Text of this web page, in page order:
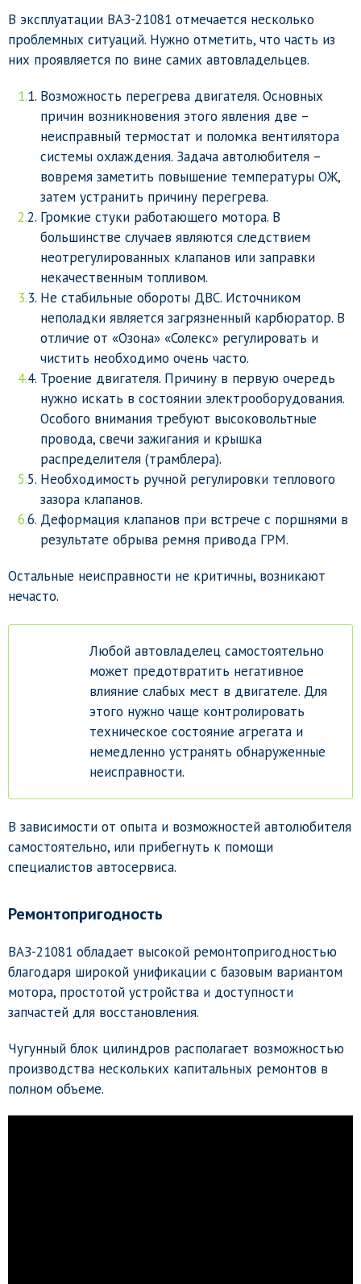
В эксплуатации ВАЗ-21081 отмечается несколько
проблемных ситуаций. Нужно отметить, что часть из
них проявляется по вине самих автовладельцев.
Возможность перегрева двигателя. Основных
причин возникновения этого явления две –
неисправный термостат и поломка вентилятора
системы охлаждения. Задача автолюбителя –
вовремя заметить повышение температуры ОЖ,
затем устранить причину перегрева.
Громкие стуки работающего мотора. В
большинстве случаев являются следствием
неотрегулированных клапанов или заправки
некачественным топливом.
Не стабильные обороты ДВС. Источником
неполадки является загрязненный карбюратор. В
отличие от «Озона» «Солекс» регулировать и
чистить необходимо очень часто.
Троение двигателя. Причину в первую очередь
нужно искать в состоянии электрооборудования.
Особого внимания требуют высоковольтные
провода, свечи зажигания и крышка
распределителя (трамблера).
Необходимость ручной регулировки теплового
зазора клапанов.
Деформация клапанов при встрече с поршнями в
результате обрыва ремня привода ГРМ.
Остальные неисправности не критичны, возникают
нечасто.
Любой автовладелец самостоятельно
может предотвратить негативное
влияние слабых мест в двигателе. Для
этого нужно чаще контролировать
техническое состояние агрегата и
немедленно устранять обнаруженные
неисправности.
В зависимости от опыта и возможностей автолюбителя
самостоятельно, или прибегнуть к помощи
специалистов автосервиса.
Ремонтопригодность
ВАЗ-21081 обладает высокой ремонтопригодностью
благодаря широкой унификации с базовым вариантом
мотора, простотой устройства и доступности
запчастей для восстановления.
Чугунный блок цилиндров располагает возможностью
производства нескольких капитальных ремонтов в
полном объеме.